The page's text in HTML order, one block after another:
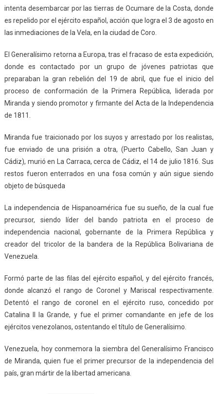
intenta desembarcar por las tierras de Ocumare de la Costa, donde
es repelido por el ejército español, acción que logra el 3 de agosto en
las inmediaciones de la Vela, en la ciudad de Coro.
El Generalísimo retorna a Europa, tras el fracaso de esta expedición,
donde es contactado por un grupo de jóvenes patriotas que
preparaban la gran rebelión del 19 de abril, que fue el inicio del
proceso de conformación de la Primera República, liderada por
Miranda y siendo promotor y firmante del Acta de la Independencia
de 1811.
Miranda fue traicionado por los suyos y arrestado por los realistas,
fue enviado de una prisión a otra, (Puerto Cabello, San Juan y
Cádiz), murió en La Carraca, cerca de Cádiz, el 14 de julio 1816. Sus
restos fueron enterrados en una fosa común y aún sigue siendo
objeto de búsqueda
La independencia de Hispanoamérica fue su sueño, de la cual fue
precursor, siendo líder del bando patriota en el proceso de
independencia nacional, gobernante de la Primera República y
creador del tricolor de la bandera de la República Bolivariana de
Venezuela.
Formó parte de las filas del ejército español, y del ejército francés,
donde alcanzó el rango de Coronel y Mariscal respectivamente.
Detentó el rango de coronel en el ejército ruso, concedido por
Catalina II la Grande, y fue el primer comandante en jefe de los
ejércitos venezolanos, ostentando el título de Generalísimo.
Venezuela, hoy conmemora la siembra del Generalísimo Francisco
de Miranda, quien fue el primer precursor de la independencia del
país, gran mártir de la libertad americana.